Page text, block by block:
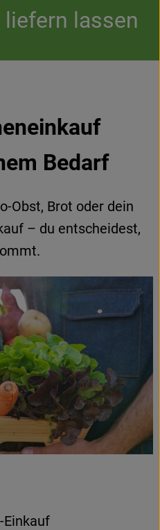
lassen
Bedarf
Obst, Brot oder dein
– du entscheidest,
.
Einkauf